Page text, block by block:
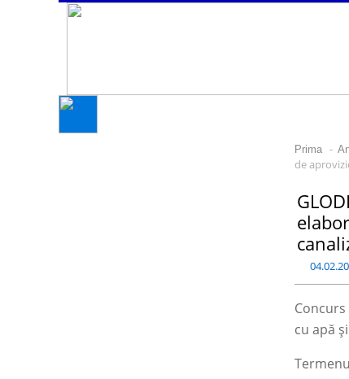
Prima -
de
cu apă